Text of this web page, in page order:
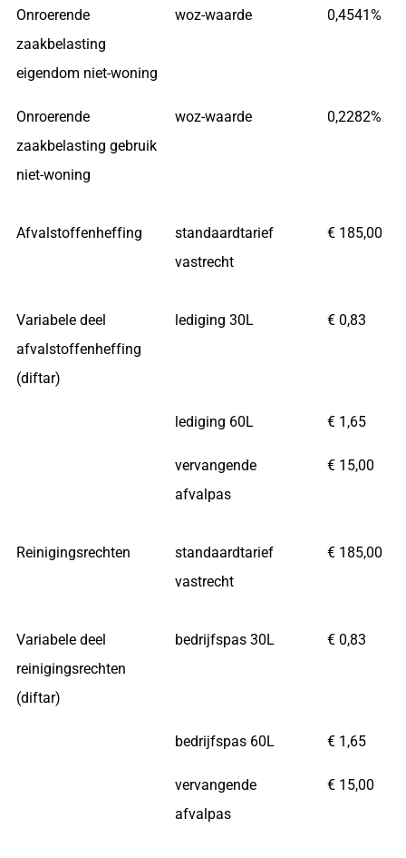
Onroerende
zaakbelasting
eigendom niet-woning
woz-waarde 0,4541%
Onroerende
zaakbelasting gebruik
niet-woning
woz-waarde 0,2282%
Afvalstoffenheffing
standaardtarief
vastrecht
€ 185,00
Variabele deel
afvalstoffenheffing
(diftar)
lediging 30L € 0,83
lediging 60L € 1,65
vervangende
afvalpas
€ 15,00
Reinigingsrechten
standaardtarief
vastrecht
€ 185,00
Variabele deel
reinigingsrechten
(diftar)
bedrijfspas 30L € 0,83
bedrijfspas 60L € 1,65
vervangende
afvalpas
€ 15,00